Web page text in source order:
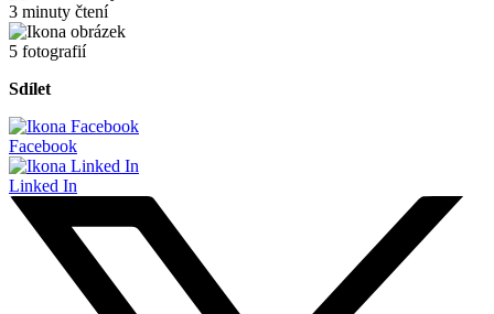
3 minuty čtení
5 fotografií
Sdílet
Facebook
Linked In